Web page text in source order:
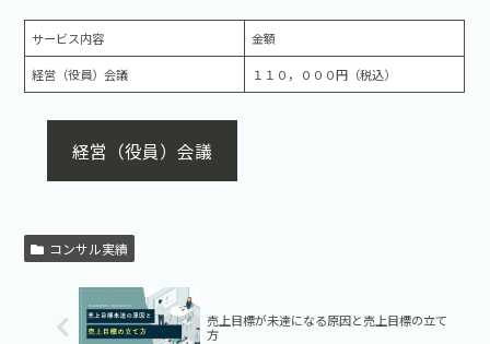
サービス内容 金額
経営（役員）会議 １１０，０００円（税込）
経営（役員）会議
コンサル実績
売上目標が未達になる原因と売上目標の立て
方